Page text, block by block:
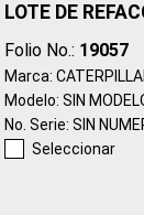
LOTE DE
Folio No.: 19057
Marca:
Modelo: SIN
No. Serie: SIN
Seleccionar